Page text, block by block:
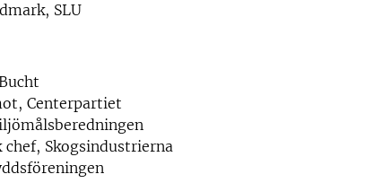
SLU
Centerpartiet
Skogsindustrierna